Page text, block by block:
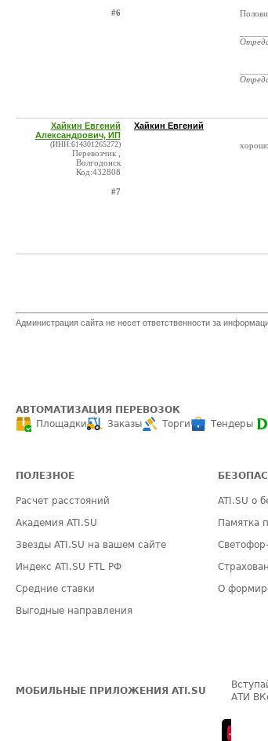
#6
Хайкин Евгений
Александрович, ИП
(ИНН:614301265272)
Перевозчик ,
Волгодонск
Код:432808
#7
Хайкин Евгений
хорошо
Администрация сайта не несет ответственности за
АВТОМАТИЗАЦИЯ ПЕРЕВОЗОК
Площадки
Заказы Торги Тендеры
ПОЛЕЗНОЕ
Расчет расстояний
Академия ATI.SU
Звезды ATI.SU на вашем сайте
Индекс ATI.SU FTL РФ
Средние ставки
Выгодные направления
ATI.SU о
Памятка
О
МОБИЛЬНЫЕ ПРИЛОЖЕНИЯ ATI.SU
АТИ